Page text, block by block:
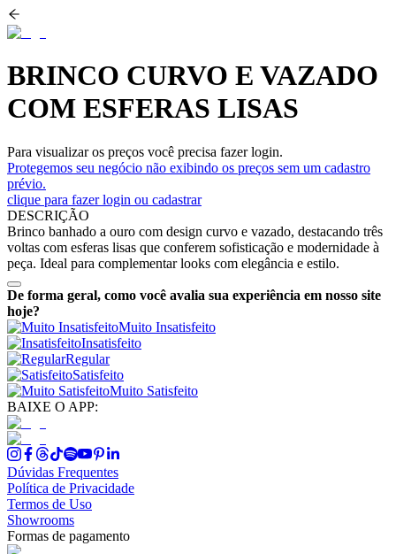
BRINCO CURVO E VAZADO
COM ESFERAS LISAS
Para visualizar os preços você precisa fazer login.
Protegemos seu negócio não exibindo os preços sem um cadastro
prévio.
clique para fazer login ou cadastrar
DESCRIÇÃO
Brinco banhado a ouro com design curvo e vazado, destacando três
voltas com esferas lisas que conferem sofisticação e modernidade à
peça. Ideal para complementar looks com elegância e estilo.
De forma geral, como você avalia sua experiência em nosso site
hoje?
Muito Insatisfeito
Insatisfeito
Regular
Satisfeito
Muito Satisfeito
BAIXE O APP:
Dúvidas Frequentes
Política de Privacidade
Termos de Uso
Showrooms
Formas de pagamento